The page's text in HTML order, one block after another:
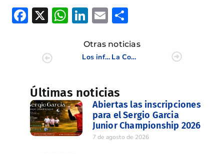
Facebook
X WhatsApp
LinkedIn
Email
Otras noticias
Los infantiles arrancan terceros en el Interterritorial 2011
La Comunidad Valenciana cae en cuartos ante Galicia en el Interterritorial Infantil
Últimas noticias
Abiertas las inscripciones
para el Sergio Garcia
Junior Championship 2026
7 de agosto de 2026